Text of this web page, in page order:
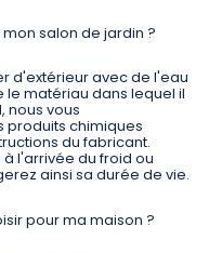
salon de jardin ?
d'extérieur avec de l'eau
le matériau dans lequel il
nous vous
produits chimiques
du fabricant.
l'arrivée du froid ou
ainsi sa durée de vie.
pour ma maison ?